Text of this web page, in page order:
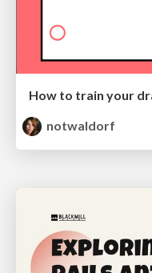
How to train your
notwaldorf